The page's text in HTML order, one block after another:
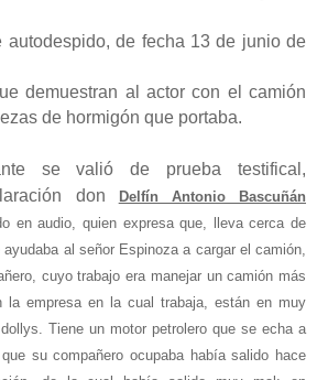
autodespido, de fecha 13 de junio de
demuestran al actor con el camión
de hormigón que portaba.
se valió de prueba testifical,
don
Delfín Antonio Bascuñán
en audio, quien expresa que,
lleva cerca de
al señor Espinoza a cargar el camión,
cuyo trabajo era manejar un camión más
la empresa en la cual trabaja, están en muy
Tiene un motor petrolero que se echa a
su compañero ocupaba había salido hace